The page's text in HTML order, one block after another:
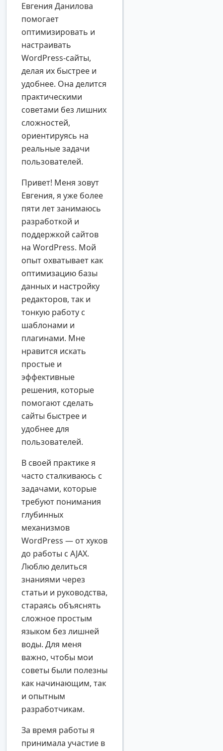
Евгения Данилова
помогает
оптимизировать и
настраивать
WordPress-сайты,
делая их быстрее и
удобнее. Она делится
практическими
советами без лишних
сложностей,
ориентируясь на
реальные задачи
пользователей.
Привет! Меня зовут
Евгения, я уже более
пяти лет занимаюсь
разработкой и
поддержкой сайтов
на WordPress. Мой
опыт охватывает как
оптимизацию базы
данных и настройку
редакторов, так и
тонкую работу с
шаблонами и
плагинами. Мне
нравится искать
простые и
эффективные
решения, которые
помогают сделать
сайты быстрее и
удобнее для
пользователей.
В своей практике я
часто сталкиваюсь с
задачами, которые
требуют понимания
глубинных
механизмов
WordPress — от хуков
до работы с AJAX.
Люблю делиться
знаниями через
статьи и руководства,
стараясь объяснять
сложное простым
языком без лишней
воды. Для меня
важно, чтобы мои
советы были полезны
как начинающим, так
и опытным
разработчикам.
За время работы я
принимала участие в